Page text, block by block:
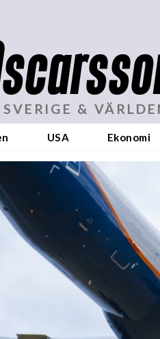
&
USA Ekonomi